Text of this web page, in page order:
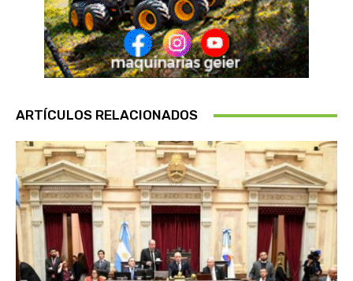
ARTÍCULOS RELACIONADOS